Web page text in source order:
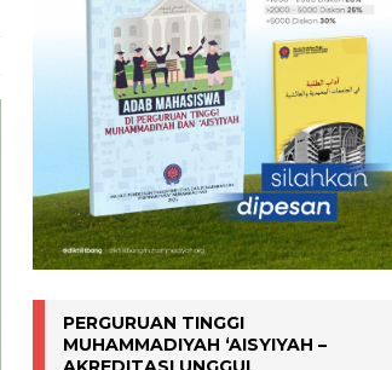
PERGURUAN TINGGI
MUHAMMADIYAH ‘AISYIYAH –